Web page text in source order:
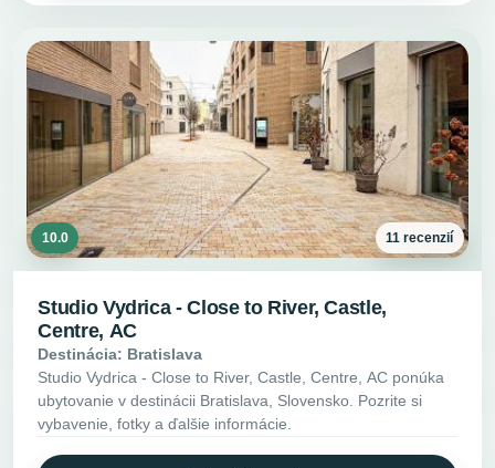
10.0 11 recenzií
Studio Vydrica - Close to River, Castle,
Centre, AC
Destinácia: Bratislava
Studio Vydrica - Close to River, Castle, Centre, AC ponúka
ubytovanie v destinácii Bratislava, Slovensko. Pozrite si
vybavenie, fotky a ďalšie informácie.